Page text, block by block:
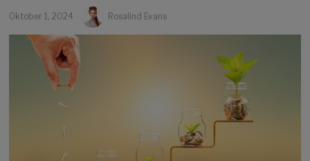
Oktober 1, 2024 Rosalind Evans